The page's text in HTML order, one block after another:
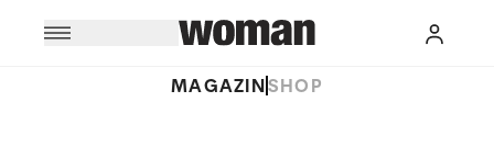
MAGAZINSHOP